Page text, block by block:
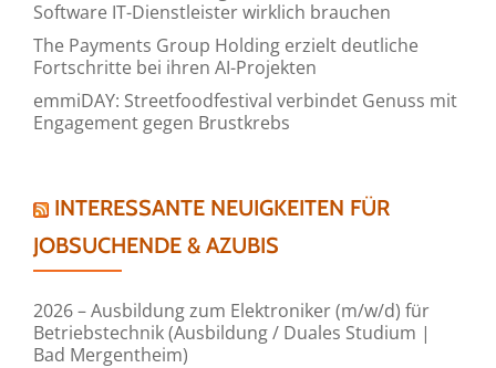
Software IT-Dienstleister wirklich brauchen
The Payments Group Holding erzielt deutliche
Fortschritte bei ihren AI-Projekten
emmiDAY: Streetfoodfestival verbindet Genuss mit
Engagement gegen Brustkrebs
INTERESSANTE NEUIGKEITEN FÜR
JOBSUCHENDE & AZUBIS
2026 – Ausbildung zum Elektroniker (m/w/d) für
Betriebstechnik (Ausbildung / Duales Studium |
Bad Mergentheim)